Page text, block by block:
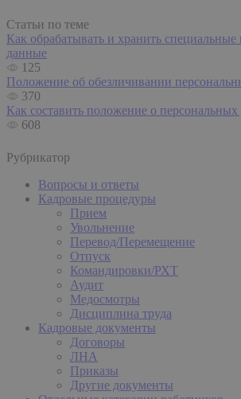
Статьи по теме
Как обрабатывать и хранить специальные
данные
125
Положение об обезличивании
370
Как составить положение о
608
Рубрикатор
Вопросы и ответы
Кадровые процедуры
Прием
Увольнение
Перевод/Перемещение
Отпуск
Командировки/РХТ
Аудит
Медосмотры
Дисциплина труда
Кадровые документы
Договоры
ЛНА
Приказы
Другие документы